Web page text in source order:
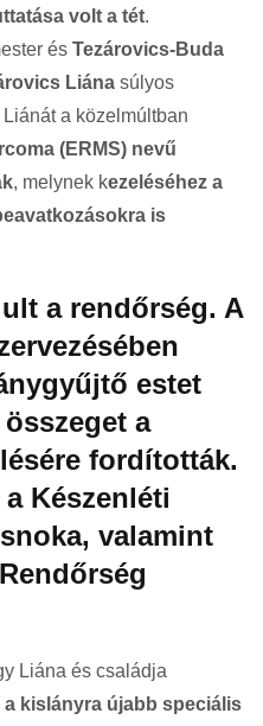
volt a tét.
és Tezárovics-Buda
Liána súlyos
a közelmúltban
(ERMS) nevű
, melynek kezeléséhez a
is
a rendőrség. A
estet
a
fordították.
Készenléti
valamint
Liána és családja
kislányra újabb speciális